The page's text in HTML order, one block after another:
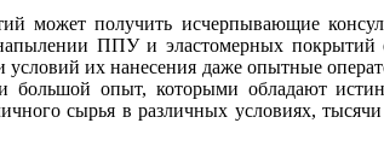
может получить исчерпывающие
ППУ и эластомерных покрытий
их нанесения даже опытные
большой опыт, которыми обладают
сырья в различных условиях,